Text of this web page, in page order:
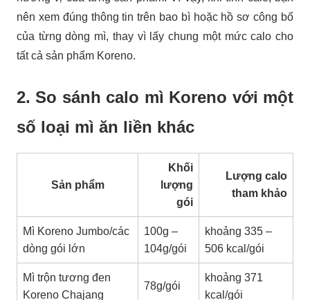
nên xem đúng thông tin trên bao bì hoặc hồ sơ công bố
của từng dòng mì, thay vì lấy chung một mức calo cho
tất cả sản phẩm Koreno.
2. So sánh calo mì Koreno với một
số loại mì ăn liền khác
Sản phẩm
Khối
lượng
gói
Lượng calo
tham khảo
Mì Koreno Jumbo/các
dòng gói lớn
100g –
104g/gói
khoảng 335 –
506 kcal/gói
Mì trộn tương đen
Koreno Chajang
78g/gói
khoảng 371
kcal/gói